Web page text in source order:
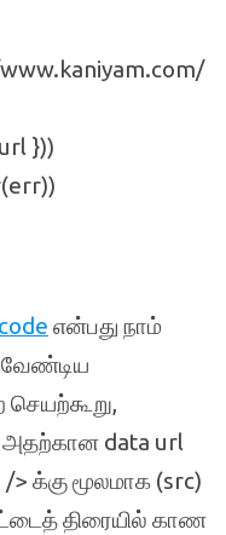
}))
என்பது நாம்
செயற்கூறு,
அதற்கான data url
க்கு மூலமாக (src)
திரையில் காண